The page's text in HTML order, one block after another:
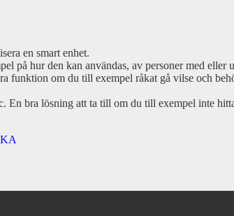
en smart enhet.
på hur den kan användas, av personer med eller
om du till exempel råkat gå vilse och
bra lösning att ta till om du till exempel inte